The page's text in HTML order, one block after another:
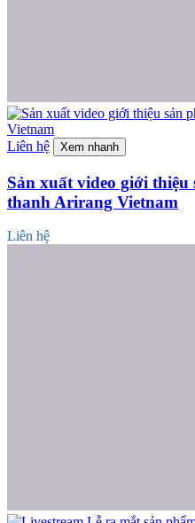
Liên hệ Xem nhanh
Sản xuất video giới
thanh Arirang Vietnam
Liên hệ